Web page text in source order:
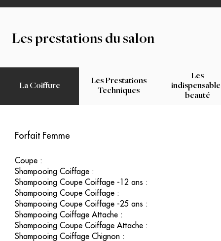
Les prestations du salon
La Coiffure
Les Prestations
Techniques
Les
beauté
Forfait Femme
Coupe :
Shampooing Coiffage :
Shampooing Coupe Coiffage -12 ans :
Shampooing Coupe Coiffage :
Shampooing Coupe Coiffage -25 ans :
Shampooing Coiffage Attache :
Shampooing Coupe Coiffage Attache :
Shampooing Coiffage Chignon :